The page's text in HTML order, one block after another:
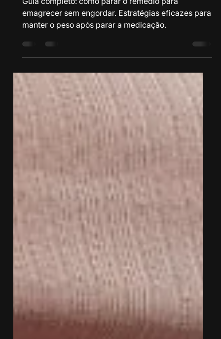
Dr. Gabriel Magalhães
18 de nov. de 2025
4 min de leitura
Como parar o remédio para emagrecer
sem engordar: guia completo
Guia completo: como parar o remédio para
emagrecer sem engordar. Estratégias eficazes para
manter o peso após parar a medicação.